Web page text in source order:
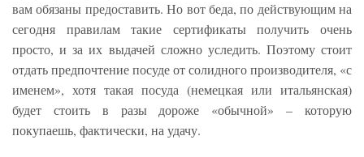
вам обязаны предоставить. Но вот беда, по действующим на
сегодня правилам такие сертификаты получить очень
просто, и за их выдачей сложно уследить. Поэтому стоит
отдать предпочтение посуде от солидного производителя, «с
именем», хотя такая посуда (немецкая или итальянская)
будет стоить в разы дороже «обычной» – которую
покупаешь, фактически, на удачу.